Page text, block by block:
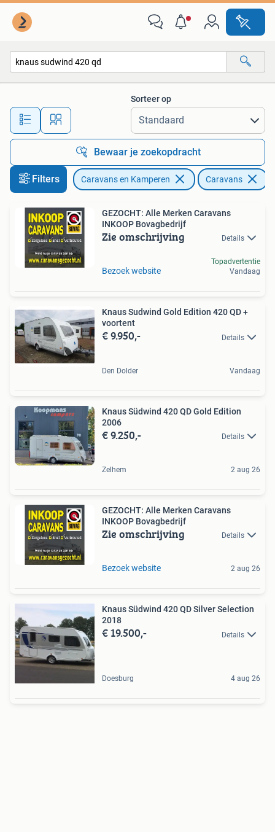
Alle afstanden…
Sorteer op
Bewaar je zoekopdracht
Filters Caravans en Kamperen Caravans
GEZOCHT: Alle Merken Caravans
INKOOP Bovagbedrijf
Zie omschrijving Details
Bezoek website
Topadvertentie
Vandaag
Knaus Sudwind Gold Edition 420 QD +
voortent
€ 9.950,- Details
Den Dolder Vandaag
Knaus Südwind 420 QD Gold Edition
2006
€ 9.250,- Details
Zelhem 2 aug 26
GEZOCHT: Alle Merken Caravans
INKOOP Bovagbedrijf
Zie omschrijving Details
Bezoek website 2 aug 26
Knaus Südwind 420 QD Silver Selection
2018
€ 19.500,- Details
Doesburg 4 aug 26